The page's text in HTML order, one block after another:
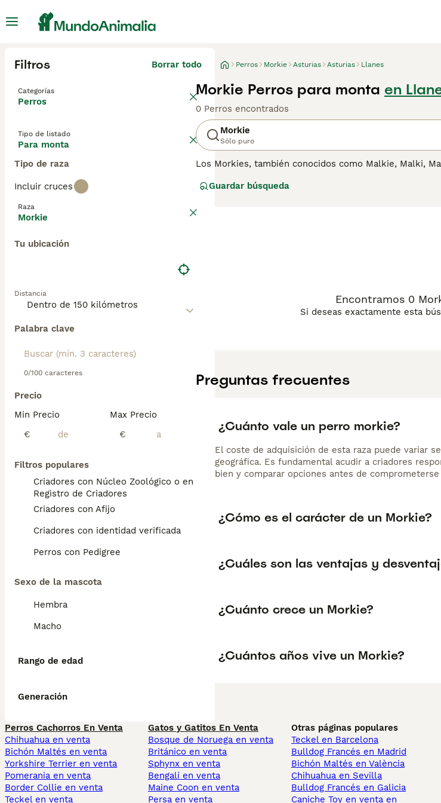
Filtros Borrar todo
Categorías
Perros
Tipo de listado
Para monta
Tipo de raza
Incluir cruces
Raza
Morkie
Tu ubicación
Distancia
Palabra clave
0/100 caracteres
Precio
Min Precio
€
Max Precio
€
Filtros populares
Criadores con Núcleo Zoológico o en el
Registro de Criadores
Criadores con Afijo
Criadores con identidad verificada
Perros con Pedigree
Sexo de la mascota
Hembra
Macho
Rango de edad
Generación
Perros Morkie Asturias Asturias Llanes
Morkie Perros para monta en
0 Perros encontrados
Morkie
Sólo puro
Los Morkies, también conocidos como Malkie, Malki,
estatura, pero tienen grandes personalidades y
Guardar búsqueda
Encontramos 0
Si deseas exactamente esta
Preguntas frecuentes
¿Cuánto vale un perro morkie?
El coste de adquisición de esta raza puede variar
geográfica. Es fundamental acudir a criadores
bien y comparar opciones antes de
¿Cómo es el carácter de un Morkie?
¿Cuáles son las ventajas y
¿Cuánto crece un Morkie?
¿Cuántos años vive un Morkie?
Perros Cachorros En Venta
Chihuahua en venta
Bichón Maltés en venta
Yorkshire Terrier en venta
Pomerania en venta
Border Collie en venta
Teckel en venta
Gatos y Gatitos En Venta
Bosque de Noruega en venta
Británico en venta
Sphynx en venta
Bengalí en venta
Maine Coon en venta
Persa en venta
Otras páginas populares
Teckel en Barcelona
Bulldog Francés en Madrid
Bichón Maltés en València
Chihuahua en Sevilla
Bulldog Francés en Galicia
Caniche Toy en venta en